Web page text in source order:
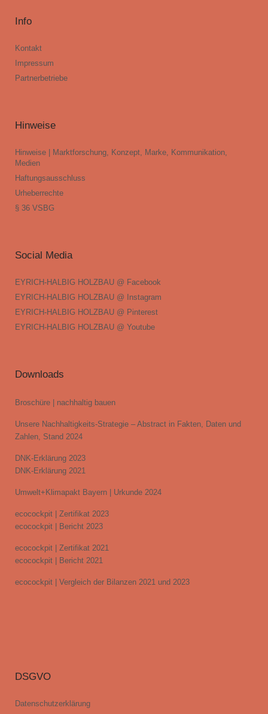
Info
Kontakt
Impressum
Partnerbetriebe
Hinweise
Hinweise | Marktforschung, Konzept, Marke, Kommunikation,
Medien
Haftungsausschluss
Urheberrechte
§ 36 VSBG
Social Media
EYRICH-HALBIG HOLZBAU @ Facebook
EYRICH-HALBIG HOLZBAU @ Instagram
EYRICH-HALBIG HOLZBAU @ Pinterest
EYRICH-HALBIG HOLZBAU @ Youtube
Downloads
Broschüre | nachhaltig bauen
Unsere Nachhaltigkeits-Strategie – Abstract in Fakten, Daten und
Zahlen, Stand 2024
DNK-Erklärung 2023
DNK-Erklärung 2021
Umwelt+Klimapakt Bayern | Urkunde 2024
ecocockpit | Zertifikat 2023
ecocockpit | Bericht 2023
ecocockpit | Zertifikat 2021
ecocockpit | Bericht 2021
ecocockpit | Vergleich der Bilanzen 2021 und 2023
DSGVO
Datenschutzerklärung